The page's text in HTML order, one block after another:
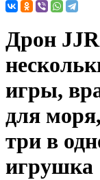
Дрон
игры,
для
три в
игрушка